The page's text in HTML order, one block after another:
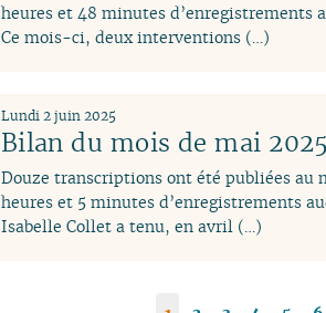
heures et 48 minutes d’enregistrements
Ce mois-ci, deux interventions (…)
Bilan du mois de mai 2025
Lundi 2 juin 2025
Douze transcriptions ont été publiées au
heures et 5 minutes d’enregistrements
Isabelle Collet a tenu, en avril (…)